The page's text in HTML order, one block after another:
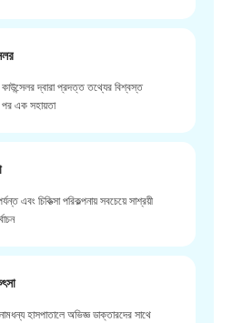
দ্বারা প্রদত্ত তথ্যের বিশ্বস্ত
পর এক সহায়তা
এবং চিকিত্সা পরিকল্পনায় সবচেয়ে সাশ্রয়ী
হাসপাতালে অভিজ্ঞ ডাক্তারদের সাথে